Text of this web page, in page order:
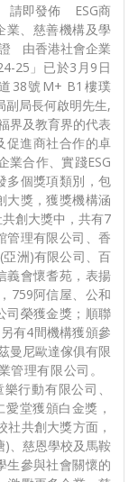
ESG商
業、慈善機構及學
由香港社會企業
25」已於3月9日
38號M+ B1樓璞
副局長何啟明先生,
界及教育界的代表
促進商社合作的卓
業合作、實踐ESG
多個獎項類別，包
大獎，獲獎機構涵
創大獎中，共有7
管理有限公司、香
洲)有限公司、百
義會懷耆苑，表揚
759阿信屋、公和
司榮獲金獎；順聯
有4間機構獲頒參
曼尼歐達傢俱有限
管理有限公司。
行動有限公司、
堂獲頒白金獎，
共創大獎方面，
)、慈恩學校及馬鞍
生參與社會關懷的